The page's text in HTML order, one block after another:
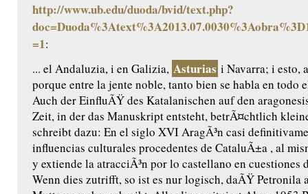
http://www.ub.edu/duoda/bvid/text.php?
=1:
... el Andaluzia, i en Galizia, Asturias i Navarra; i esto,
porque entre la jente noble, tanto bien se habla en todo
Auch der EinfluÃŸ des Katalanischen auf den
Zeit, in der das Manuskript entsteht, betrÃ¤chtlich
schreibt dazu: En el siglo XVI AragÃ³n casi
influencias culturales procedentes de CataluÃ±a , al
y extiende la atracciÃ³n por lo castellano en cuestiones
Wenn dies zutrifft, so ist es nur logisch, daÃŸ Petronila